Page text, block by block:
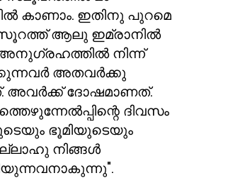
കാണാം. ഇതിനു പുറമെ
ആലു ഇമ്രാനിൽ
നിന്ന്
അതവർക്കു
അവർക്ക് ദോഷമാണത്.
ദിവസം
ഭൂമിയുടെയും
നിങ്ങൾ